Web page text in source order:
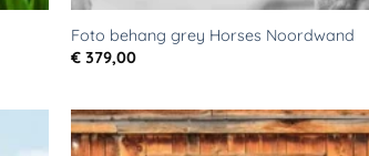
Foto behang grey Horses Noordwand
€379,00